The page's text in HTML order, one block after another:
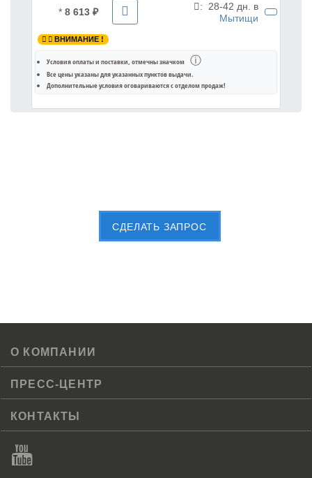
* 8 613 ₽ : 28-42 дн. в
Мытищи
ВНИМАНИЕ !
Условия оплаты и поставки, отмечны значком ⓘ
Все цены указаны дляуказанных пунктов выдачи.
Дополнительные условия оговариваются с отделом продаж!
CДЕЛАТЬ ЗАПРОС
О КОМПАНИИ
ПРЕСС-ЦЕНТР
КОНТАКТЫ